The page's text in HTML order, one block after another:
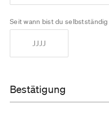
Seit wann bist du
Bestätigung